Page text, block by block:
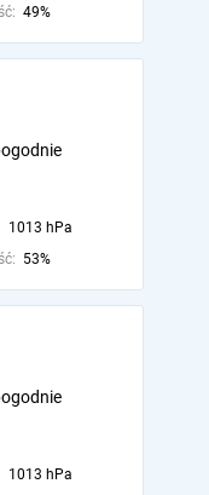
49%
1013 hPa
53%
1013 hPa